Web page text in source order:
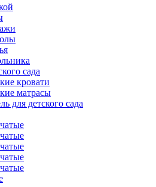
сада
кровати
матрасы
для детского сада